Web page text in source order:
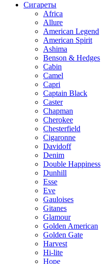
Сигареты
Africa
Allure
American Legend
American Spirit
Ashima
Benson & Hedges
Cabin
Camel
Capri
Captain Black
Caster
Chapman
Cherokee
Chesterfield
Cigaronne
Davidoff
Denim
Double Happiness
Dunhill
Esse
Eve
Gauloises
Gitanes
Glamour
Golden American
Golden Gate
Harvest
Hi-lite
Hope